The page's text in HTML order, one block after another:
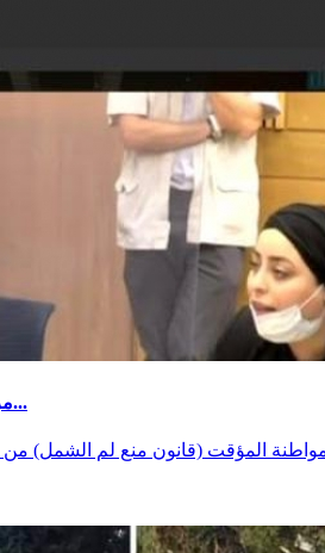
مركز مساواة يحذر من : قانون المواطنة المؤقت يمزّق...